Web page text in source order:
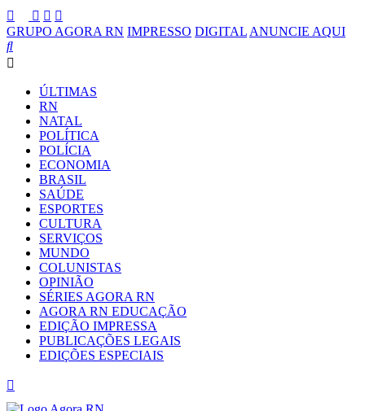
GRUPO AGORA RN IMPRESSO DIGITAL ANUNCIE AQUI
ÚLTIMAS
RN
NATAL
POLÍTICA
POLÍCIA
ECONOMIA
BRASIL
SAÚDE
ESPORTES
CULTURA
SERVIÇOS
MUNDO
COLUNISTAS
OPINIÃO
SÉRIES AGORA RN
AGORA RN EDUCAÇÃO
EDIÇÃO IMPRESSA
PUBLICAÇÕES LEGAIS
EDIÇÕES ESPECIAIS